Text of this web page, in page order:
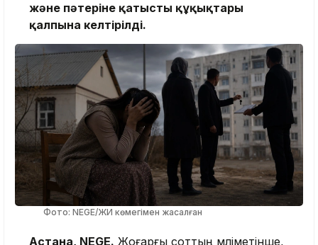
және пәтеріне қатысты құқықтары
қалпына келтірілді.
Фото: NEGE/ЖИ көмегімен жасалған
Астана, NEGE. Жоғарғы соттың мәліметінше,